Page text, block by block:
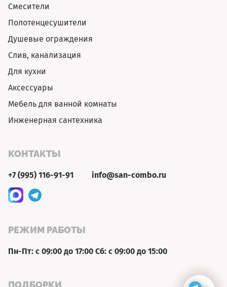
Смесители
Полотенцесушители
Душевые ограждения
Слив, канализация
Для кухни
Аксессуары
Мебель для ванной комнаты
Инженерная сантехника
КОНТАКТЫ
+7 (995) 116-91-91 info@san-combo.ru
РЕЖИМ РАБОТЫ
Пн-Пт: с 09:00 до 17:00 Сб: с 09:00 до 15:00
ПОДБОРКИ